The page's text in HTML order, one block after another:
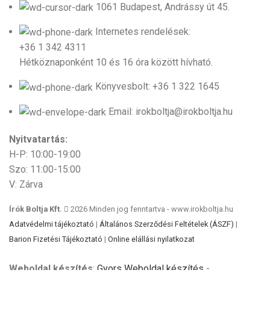
1061 Budapest, Andrássy út 45.
Internetes rendelések:
+36 1 342 4311
Hétköznaponként 10 és 16 óra között hívható.
Könyvesbolt: +36 1 322 1645
Email: irokboltja@irokboltja.hu
Nyitvatartás:
H-P: 10:00-19:00
Szo: 11:00-15:00
V: Zárva
Írók Boltja Kft.
2026 Minden jog fenntartva - www.irokboltja.hu
Adatvédelmi tájékoztató | Általános Szerződési Feltételek (ÁSZF) |
Barion Fizetési Tájékoztató | Online elállási nyilatkozat
Weboldal készítés: Gyors Weboldal készítés -